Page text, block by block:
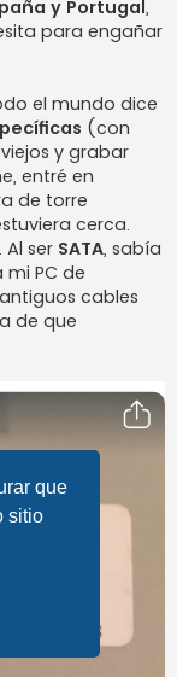
que
sitio
y Portugal,
para engañar
el mundo dice
(con
y grabar
entré en
de torre
cerca.
. Al ser SATA, sabía
PC de
cables
de que